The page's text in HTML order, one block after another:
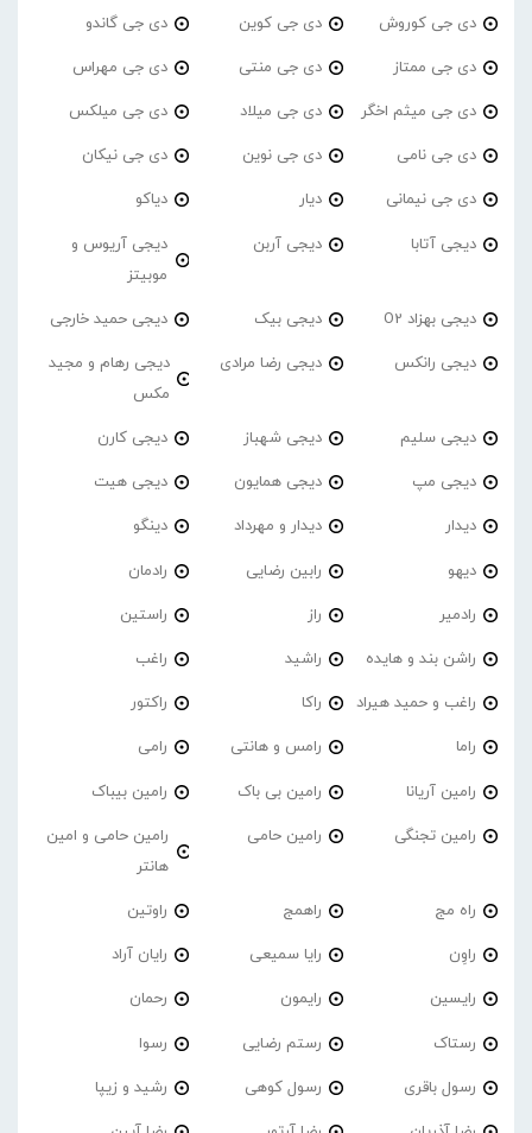
دی جی کوروش دی جی کوین دی جی گاندو
دی جی ممتاز دی جی منتی دی جی مهراس
دی جی میثم اخگر دی جی میلاد دی جی میلکس
دی جی نامی دی جی نوین دی جی نیکان
دی جی نیمانی دیار دیاکو
دیجی آتابا دیجی آربن
دیجی آریوس و
موبیتز
دیجی بهزاد O2 دیجی بیک دیجی حمید خارجی
دیجی رانکس دیجی رضا مرادی
دیجی رهام و مجید
مکس
دیجی سلیم دیجی شهباز دیجی کارن
دیجی مپ دیجی همایون دیجی هیت
دیدار دیدار و مهرداد دینگو
دیهو رابین رضایی رادمان
رادمیر راز راستین
راشن بند و هایده راشید راغب
راغب و حمید هیراد راکا راکتور
راما رامس و هانتی رامی
رامین آریانا رامین بی باک رامین بیباک
رامین تجنگی رامین حامی
رامین حامی و امین
هانتر
راه مج راهمج راوتین
راوِن رایا سمیعی رایان آراد
رایسین رایمون رحمان
رستاک رستم رضایی رسوا
رسول باقری رسول کوهی رشید و زیپا